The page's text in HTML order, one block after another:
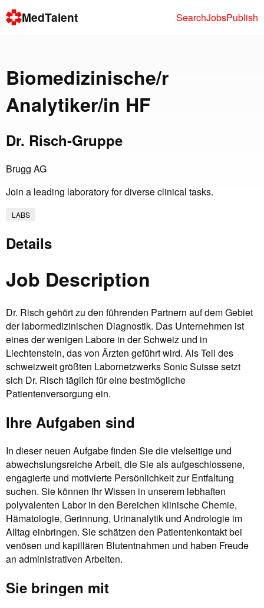
MedTalent SearchJobsPublish
Biomedizinische/r
Analytiker/in HF
Dr. Risch-Gruppe
Brugg AG
Join a leading laboratory for diverse clinical tasks.
LABS
Details
Job Description
Dr. Risch gehört zu den führenden Partnern auf dem Gebiet
der labormedizinischen Diagnostik. Das Unternehmen ist
eines der wenigen Labore in der Schweiz und in
Liechtenstein, das von Ärzten geführt wird. Als Teil des
schweizweit größten Labornetzwerks Sonic Suisse setzt
sich Dr. Risch täglich für eine bestmögliche
Patientenversorgung ein.
Ihre Aufgaben sind
In dieser neuen Aufgabe finden Sie die vielseitige und
abwechslungsreiche Arbeit, die Sie als aufgeschlossene,
engagierte und motivierte Persönlichkeit zur Entfaltung
suchen. Sie können Ihr Wissen in unserem lebhaften
polyvalenten Labor in den Bereichen klinische Chemie,
Hämatologie, Gerinnung, Urinanalytik und Andrologie im
Alltag einbringen. Sie schätzen den Patientenkontakt bei
venösen und kapillären Blutentnahmen und haben Freude
an administrativen Arbeiten.
Sie bringen mit